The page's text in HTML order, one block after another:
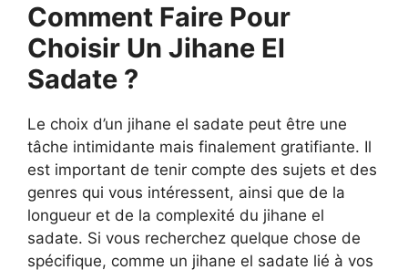
Comment Faire Pour
Choisir Un Jihane El
Sadate ?
Le choix d’un jihane el sadate peut être une
tâche intimidante mais finalement gratifiante. Il
est important de tenir compte des sujets et des
genres qui vous intéressent, ainsi que de la
longueur et de la complexité du jihane el
sadate. Si vous recherchez quelque chose de
spécifique, comme un jihane el sadate lié à vos